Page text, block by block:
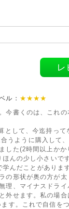
レ
ル： ★★★★
今書くのは、これの
として、今迄持って
うように購入して
した(2時間以上かか
ほんの少し小さいで
んだことがありま
の形状が奥の方が太
理、マイナスドライ
外せます。私の場合
す。これで自信を